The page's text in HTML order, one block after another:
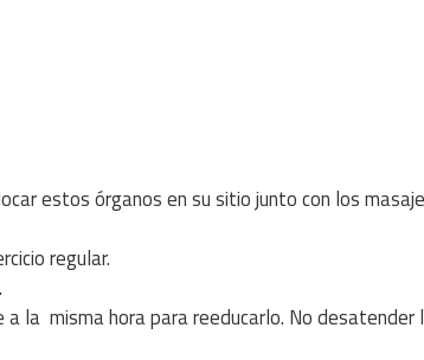
estos órganosen su sitio junto con los
regular.
a la mismahora para reeducarlo. No desatender